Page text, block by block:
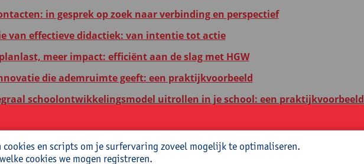
in gesprek op zoek naar verbinding en perspectief
van effectieve didactiek: van intentie tot actie
meer impact: efficiënt aan de slag met HGW
die ademruimte geeft: een praktijkvoorbeeld
schoolontwikkelingsmodel uitrollen in je school: een praktijkvoorbeeld
minimumdoelen voor ICT: van plan naar praktijk
aan een slim ICT-beleid(splan) op je basisschool
cookies en scripts om je surfervaring zoveel mogelijk te optimaliseren.
cookies we mogen registreren.